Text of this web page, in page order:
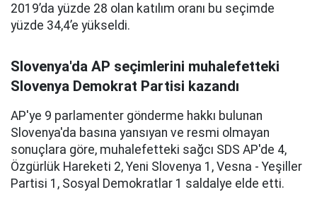
2019’da yüzde 28 olan katılım oranı bu seçimde
yüzde 34,4’e yükseldi.
Slovenya'da AP seçimlerini muhalefetteki
Slovenya Demokrat Partisi kazandı
AP'ye 9 parlamenter gönderme hakkı bulunan
Slovenya'da basına yansıyan ve resmi olmayan
sonuçlara göre, muhalefetteki sağcı SDS AP'de 4,
Özgürlük Hareketi 2, Yeni Slovenya 1, Vesna - Yeşiller
Partisi 1, Sosyal Demokratlar 1 saldalye elde etti.